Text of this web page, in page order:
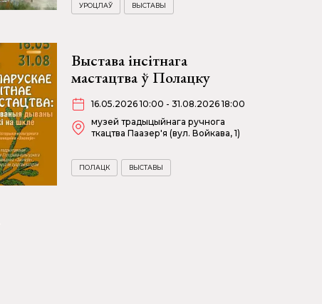
УРОЦЛАЎ ВЫСТАВЫ
Выстава інсітнага
мастацтва ў Полацку
16.05.2026 10:00 - 31.08.2026 18:00
музей традыцыйнага ручнога
ткацтва Паазер'я (вул. Войкава, 1)
ПОЛАЦК ВЫСТАВЫ